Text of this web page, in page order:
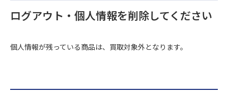
ログアウト・個人情報を削除してください
個人情報が残っている商品は、買取対象外となります。